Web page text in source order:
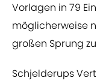
Vorlagen in 79
möglicherweise
großen Sprung
Schjelderups